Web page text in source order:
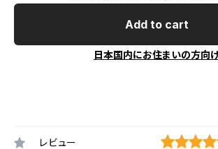
Add to cart
日本国内にお住まいの方向
レビュー